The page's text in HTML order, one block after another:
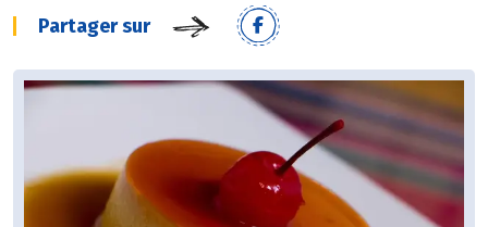
Partager sur